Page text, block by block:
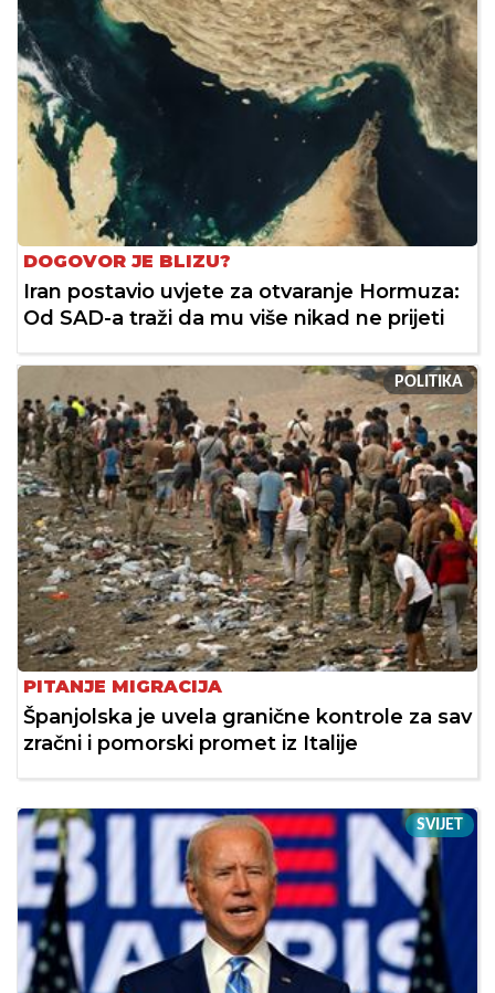
DOGOVOR JE BLIZU?
Iran postavio uvjete za otvaranje Hormuza:
Od SAD-a traži da mu više nikad ne prijeti
POLITIKA
PITANJE MIGRACIJA
Španjolska je uvela granične kontrole za sav
zračni i pomorski promet iz Italije
SVIJET